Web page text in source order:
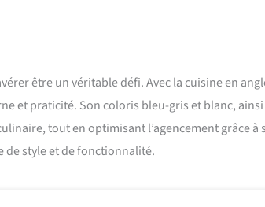
être un véritable défi. Avec la cuisine en
et praticité. Son coloris bleu-gris et blanc,
tout en optimisant l’agencement grâce à
de style et de fonctionnalité.